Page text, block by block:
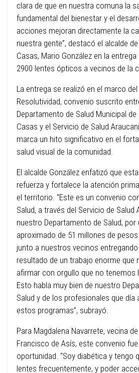
clara de que en nuestra comuna la
fundamental del bienestar y el
acciones mejoran directamente la
nuestra gente”, destacó el alcalde
Casas, Mario González en la
2900 lentes ópticos a vecinos de la
La entrega se realizó en el marco
Resolutividad, convenio suscrito
Departamento de Salud Municipal de
Casas y el Servicio de Salud
marca un hito significativo en el
salud visual de la comunidad.
El alcalde González enfatizó que
refuerza y fortalece la atención
el territorio. “Este es un convenio
Salud, a través del Servicio de Salud
nuestro Departamento de Salud,
aproximado de 51 millones de
junto a nuestros vecinos
resultado de un trabajo enorme que
afirmar con orgullo que no tenemos
Esto habla muy bien de nuestro
Salud y de los profesionales que día
estos programas”, subrayó.
Para Magdalena Navarrete, vecina
Francisco de Asís, este convenio
oportunidad. “Soy diabética y tengo
lentes frecuentemente, y poder